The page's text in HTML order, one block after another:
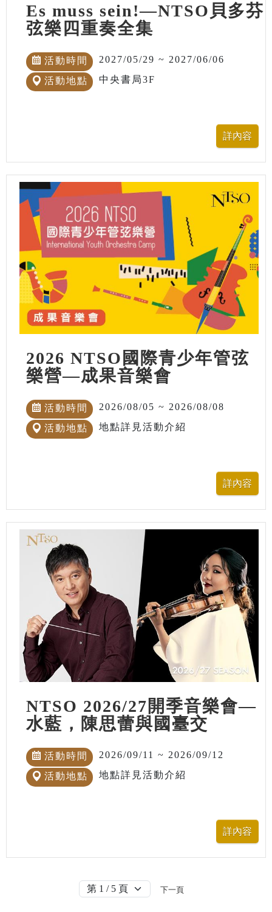
Es muss sein!—NTSO貝多芬
弦樂四重奏全集
活動時間 2027/05/29 ~ 2027/06/06
活動地點 中央書局3F
2026 NTSO國際青少年管弦
樂營—成果音樂會
活動時間 2026/08/05 ~ 2026/08/08
活動地點 地點詳見活動介紹
NTSO 2026/27開季音樂會—
水藍，陳思蕾與國臺交
活動時間 2026/09/11 ~ 2026/09/12
活動地點 地點詳見活動介紹
下一頁